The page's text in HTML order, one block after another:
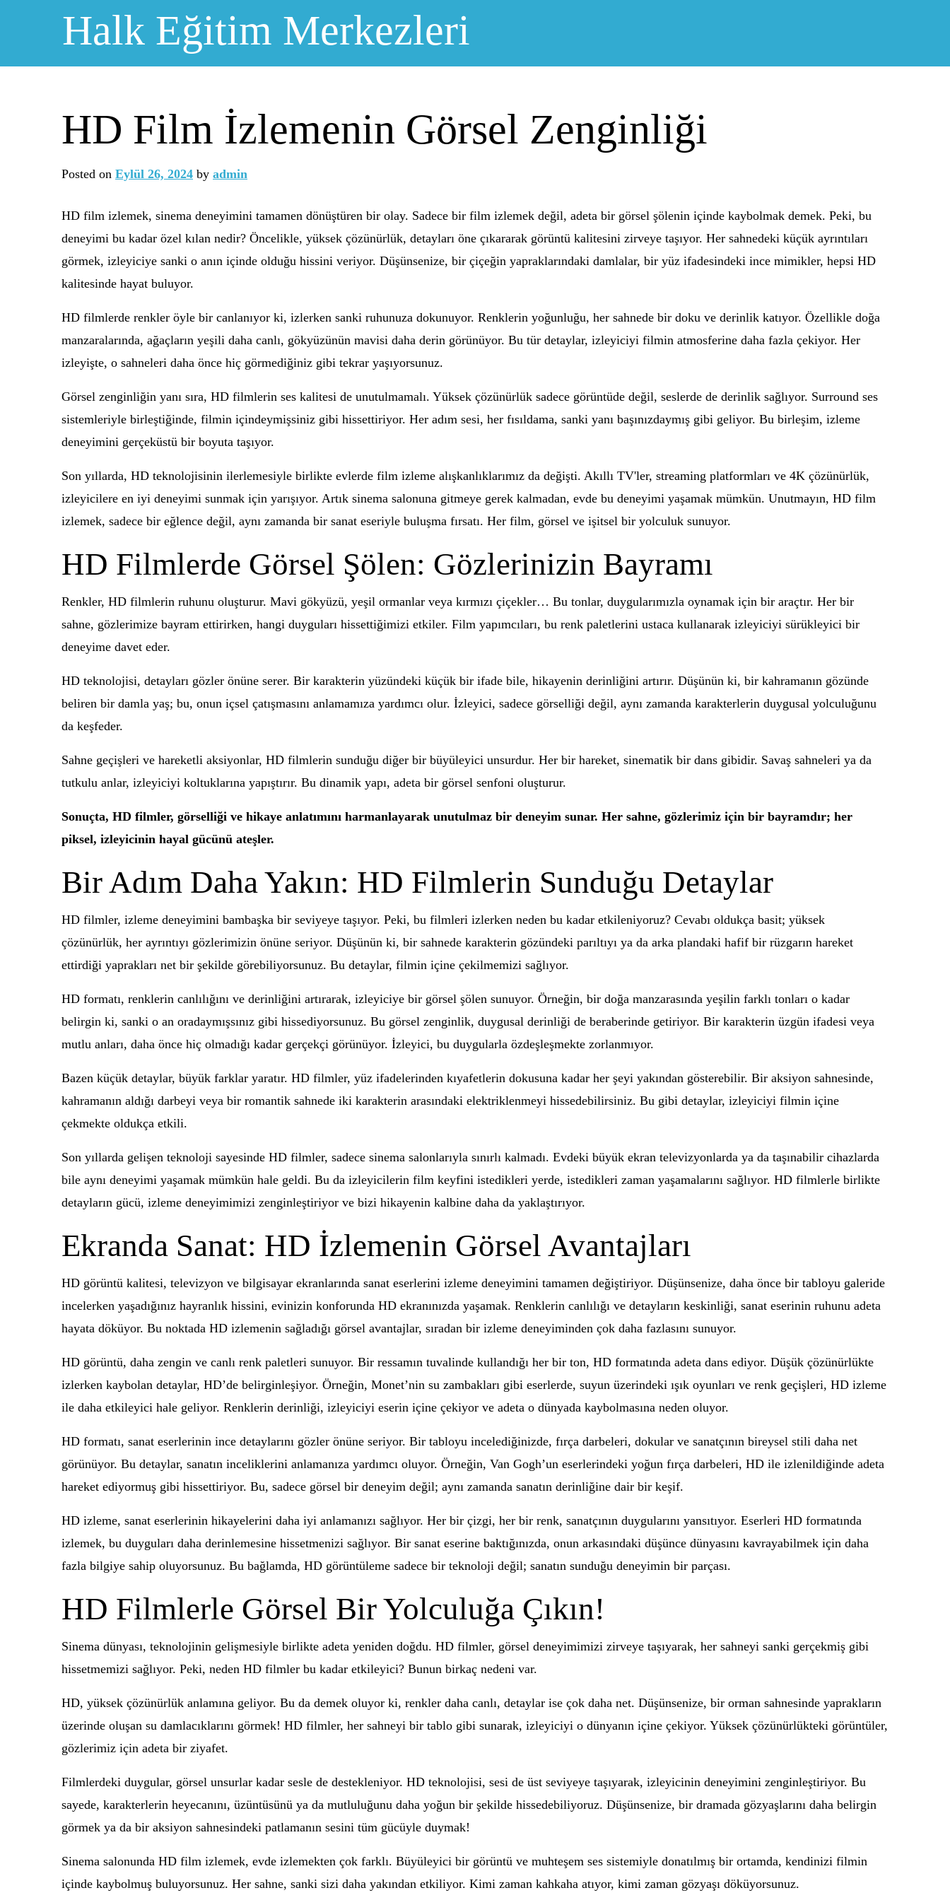
Halk Eğitim Merkezleri
HD Film İzlemenin Görsel Zenginliği
Posted on Eylül 26, 2024 by admin
HD film izlemek, sinema deneyimini tamamen dönüştüren bir olay. Sadece bir film izlemek değil, adeta bir görsel şölenin içinde kaybolmak demek. Peki, bu
deneyimi bu kadar özel kılan nedir? Öncelikle, yüksek çözünürlük, detayları öne çıkararak görüntü kalitesini zirveye taşıyor. Her sahnedeki küçük ayrıntıları
görmek, izleyiciye sanki o anın içinde olduğu hissini veriyor. Düşünsenize, bir çiçeğin yapraklarındaki damlalar, bir yüz ifadesindeki ince mimikler, hepsi HD
kalitesinde hayat buluyor.
HD filmlerde renkler öyle bir canlanıyor ki, izlerken sanki ruhunuza dokunuyor. Renklerin yoğunluğu, her sahnede bir doku ve derinlik katıyor. Özellikle doğa
manzaralarında, ağaçların yeşili daha canlı, gökyüzünün mavisi daha derin görünüyor. Bu tür detaylar, izleyiciyi filmin atmosferine daha fazla çekiyor. Her
izleyişte, o sahneleri daha önce hiç görmediğiniz gibi tekrar yaşıyorsunuz.
Görsel zenginliğin yanı sıra, HD filmlerin ses kalitesi de unutulmamalı. Yüksek çözünürlük sadece görüntüde değil, seslerde de derinlik sağlıyor. Surround ses
sistemleriyle birleştiğinde, filmin içindeymişsiniz gibi hissettiriyor. Her adım sesi, her fısıldama, sanki yanı başınızdaymış gibi geliyor. Bu birleşim, izleme
deneyimini gerçeküstü bir boyuta taşıyor.
Son yıllarda, HD teknolojisinin ilerlemesiyle birlikte evlerde film izleme alışkanlıklarımız da değişti. Akıllı TV'ler, streaming platformları ve 4K çözünürlük,
izleyicilere en iyi deneyimi sunmak için yarışıyor. Artık sinema salonuna gitmeye gerek kalmadan, evde bu deneyimi yaşamak mümkün. Unutmayın, HD film
izlemek, sadece bir eğlence değil, aynı zamanda bir sanat eseriyle buluşma fırsatı. Her film, görsel ve işitsel bir yolculuk sunuyor.
HD Filmlerde Görsel Şölen: Gözlerinizin Bayramı
Renkler, HD filmlerin ruhunu oluşturur. Mavi gökyüzü, yeşil ormanlar veya kırmızı çiçekler… Bu tonlar, duygularımızla oynamak için bir araçtır. Her bir
sahne, gözlerimize bayram ettirirken, hangi duyguları hissettiğimizi etkiler. Film yapımcıları, bu renk paletlerini ustaca kullanarak izleyiciyi sürükleyici bir
deneyime davet eder.
HD teknolojisi, detayları gözler önüne serer. Bir karakterin yüzündeki küçük bir ifade bile, hikayenin derinliğini artırır. Düşünün ki, bir kahramanın gözünde
beliren bir damla yaş; bu, onun içsel çatışmasını anlamamıza yardımcı olur. İzleyici, sadece görselliği değil, aynı zamanda karakterlerin duygusal yolculuğunu
da keşfeder.
Sahne geçişleri ve hareketli aksiyonlar, HD filmlerin sunduğu diğer bir büyüleyici unsurdur. Her bir hareket, sinematik bir dans gibidir. Savaş sahneleri ya da
tutkulu anlar, izleyiciyi koltuklarına yapıştırır. Bu dinamik yapı, adeta bir görsel senfoni oluşturur.
Sonuçta, HD filmler, görselliği ve hikaye anlatımını harmanlayarak unutulmaz bir deneyim sunar. Her sahne, gözlerimiz için bir bayramdır; her
piksel, izleyicinin hayal gücünü ateşler.
Bir Adım Daha Yakın: HD Filmlerin Sunduğu Detaylar
HD filmler, izleme deneyimini bambaşka bir seviyeye taşıyor. Peki, bu filmleri izlerken neden bu kadar etkileniyoruz? Cevabı oldukça basit; yüksek
çözünürlük, her ayrıntıyı gözlerimizin önüne seriyor. Düşünün ki, bir sahnede karakterin gözündeki parıltıyı ya da arka plandaki hafif bir rüzgarın hareket
ettirdiği yaprakları net bir şekilde görebiliyorsunuz. Bu detaylar, filmin içine çekilmemizi sağlıyor.
HD formatı, renklerin canlılığını ve derinliğini artırarak, izleyiciye bir görsel şölen sunuyor. Örneğin, bir doğa manzarasında yeşilin farklı tonları o kadar
belirgin ki, sanki o an oradaymışsınız gibi hissediyorsunuz. Bu görsel zenginlik, duygusal derinliği de beraberinde getiriyor. Bir karakterin üzgün ifadesi veya
mutlu anları, daha önce hiç olmadığı kadar gerçekçi görünüyor. İzleyici, bu duygularla özdeşleşmekte zorlanmıyor.
Bazen küçük detaylar, büyük farklar yaratır. HD filmler, yüz ifadelerinden kıyafetlerin dokusuna kadar her şeyi yakından gösterebilir. Bir aksiyon sahnesinde,
kahramanın aldığı darbeyi veya bir romantik sahnede iki karakterin arasındaki elektriklenmeyi hissedebilirsiniz. Bu gibi detaylar, izleyiciyi filmin içine
çekmekte oldukça etkili.
Son yıllarda gelişen teknoloji sayesinde HD filmler, sadece sinema salonlarıyla sınırlı kalmadı. Evdeki büyük ekran televizyonlarda ya da taşınabilir cihazlarda
bile aynı deneyimi yaşamak mümkün hale geldi. Bu da izleyicilerin film keyfini istedikleri yerde, istedikleri zaman yaşamalarını sağlıyor. HD filmlerle birlikte
detayların gücü, izleme deneyimimizi zenginleştiriyor ve bizi hikayenin kalbine daha da yaklaştırıyor.
Ekranda Sanat: HD İzlemenin Görsel Avantajları
HD görüntü kalitesi, televizyon ve bilgisayar ekranlarında sanat eserlerini izleme deneyimini tamamen değiştiriyor. Düşünsenize, daha önce bir tabloyu galeride
incelerken yaşadığınız hayranlık hissini, evinizin konforunda HD ekranınızda yaşamak. Renklerin canlılığı ve detayların keskinliği, sanat eserinin ruhunu adeta
hayata döküyor. Bu noktada HD izlemenin sağladığı görsel avantajlar, sıradan bir izleme deneyiminden çok daha fazlasını sunuyor.
HD görüntü, daha zengin ve canlı renk paletleri sunuyor. Bir ressamın tuvalinde kullandığı her bir ton, HD formatında adeta dans ediyor. Düşük çözünürlükte
izlerken kaybolan detaylar, HD’de belirginleşiyor. Örneğin, Monet’nin su zambakları gibi eserlerde, suyun üzerindeki ışık oyunları ve renk geçişleri, HD izleme
ile daha etkileyici hale geliyor. Renklerin derinliği, izleyiciyi eserin içine çekiyor ve adeta o dünyada kaybolmasına neden oluyor.
HD formatı, sanat eserlerinin ince detaylarını gözler önüne seriyor. Bir tabloyu incelediğinizde, fırça darbeleri, dokular ve sanatçının bireysel stili daha net
görünüyor. Bu detaylar, sanatın inceliklerini anlamanıza yardımcı oluyor. Örneğin, Van Gogh’un eserlerindeki yoğun fırça darbeleri, HD ile izlenildiğinde adeta
hareket ediyormuş gibi hissettiriyor. Bu, sadece görsel bir deneyim değil; aynı zamanda sanatın derinliğine dair bir keşif.
HD izleme, sanat eserlerinin hikayelerini daha iyi anlamanızı sağlıyor. Her bir çizgi, her bir renk, sanatçının duygularını yansıtıyor. Eserleri HD formatında
izlemek, bu duyguları daha derinlemesine hissetmenizi sağlıyor. Bir sanat eserine baktığınızda, onun arkasındaki düşünce dünyasını kavrayabilmek için daha
fazla bilgiye sahip oluyorsunuz. Bu bağlamda, HD görüntüleme sadece bir teknoloji değil; sanatın sunduğu deneyimin bir parçası.
HD Filmlerle Görsel Bir Yolculuğa Çıkın!
Sinema dünyası, teknolojinin gelişmesiyle birlikte adeta yeniden doğdu. HD filmler, görsel deneyimimizi zirveye taşıyarak, her sahneyi sanki gerçekmiş gibi
hissetmemizi sağlıyor. Peki, neden HD filmler bu kadar etkileyici? Bunun birkaç nedeni var.
HD, yüksek çözünürlük anlamına geliyor. Bu da demek oluyor ki, renkler daha canlı, detaylar ise çok daha net. Düşünsenize, bir orman sahnesinde yaprakların
üzerinde oluşan su damlacıklarını görmek! HD filmler, her sahneyi bir tablo gibi sunarak, izleyiciyi o dünyanın içine çekiyor. Yüksek çözünürlükteki görüntüler,
gözlerimiz için adeta bir ziyafet.
Filmlerdeki duygular, görsel unsurlar kadar sesle de destekleniyor. HD teknolojisi, sesi de üst seviyeye taşıyarak, izleyicinin deneyimini zenginleştiriyor. Bu
sayede, karakterlerin heyecanını, üzüntüsünü ya da mutluluğunu daha yoğun bir şekilde hissedebiliyoruz. Düşünsenize, bir dramada gözyaşlarını daha belirgin
görmek ya da bir aksiyon sahnesindeki patlamanın sesini tüm gücüyle duymak!
Sinema salonunda HD film izlemek, evde izlemekten çok farklı. Büyüleyici bir görüntü ve muhteşem ses sistemiyle donatılmış bir ortamda, kendinizi filmin
içinde kaybolmuş buluyorsunuz. Her sahne, sanki sizi daha yakından etkiliyor. Kimi zaman kahkaha atıyor, kimi zaman gözyaşı döküyorsunuz.